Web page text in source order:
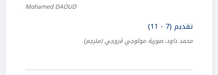
Mohamed DAOUD
تقديم (7 - 11)
محمد داود، صورية مولوجي ﭬروجي(مترجم)